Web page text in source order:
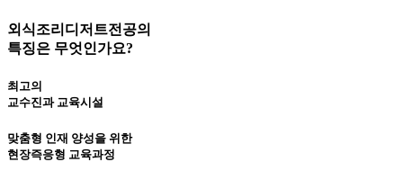
외식조리디저트전공의
특징은 무엇인가요?
최고의
교수진과 교육시설
맞춤형 인재 양성을 위한
현장즉응형 교육과정